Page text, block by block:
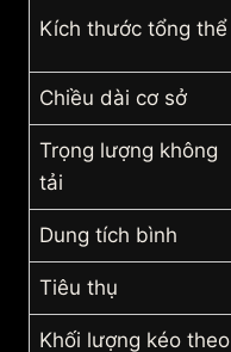
Kích thước tổng thể
Chiều dài cơ sở
Trọng lượng không
tải
Dung tích bình
Tiêu thụ
Khối lượng kéo theo